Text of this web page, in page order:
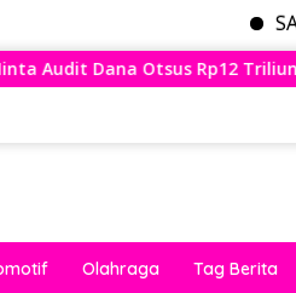
SALAM PRESISI
Penerbangan Perdana
Olahraga Tag Berita